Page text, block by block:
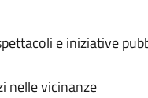
e iniziative
nelle vicinanze